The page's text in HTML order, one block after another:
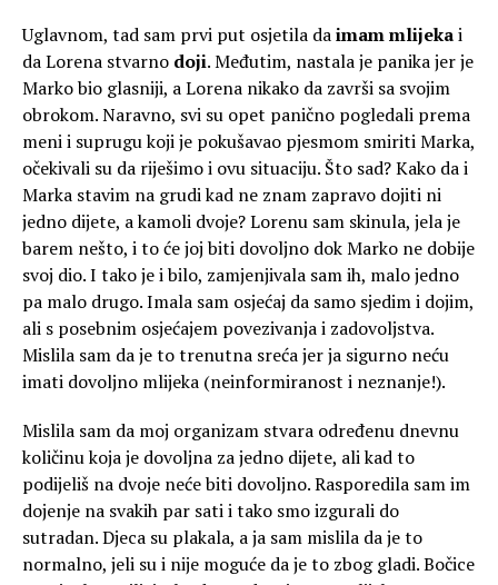
Uglavnom, tad sam prvi put osjetila daimam mlijekai
da Lorena stvarno doji. Međutim, nastala je panika jer je
Marko bio glasniji, a Lorena nikako da završi sa svojim
obrokom. Naravno, svi su opet panično pogledali prema
meni i suprugu koji je pokušavao pjesmom smiriti Marka,
očekivali su da riješimo i ovu situaciju. Što sad? Kako da i
Marka stavim na grudi kad ne znam zapravo dojiti ni
jedno dijete, a kamoli dvoje? Lorenu sam skinula, jela je
barem nešto, i to će joj biti dovoljno dok Marko ne dobije
svoj dio. I tako je i bilo, zamjenjivala sam ih, malo jedno
pa malo drugo. Imala sam osjećaj da samo sjedim i dojim,
ali s posebnim osjećajem povezivanja i zadovoljstva.
Mislila sam da je to trenutna sreća jer ja sigurno neću
imati dovoljno mlijeka (neinformiranost i neznanje!).
Mislila sam da moj organizam stvara određenu dnevnu
količinu koja je dovoljna za jedno dijete, ali kad to
podijeliš na dvoje neće biti dovoljno. Rasporedila sam im
dojenje na svakih par sati i tako smo izgurali do
sutradan. Djeca su plakala, a ja sam mislila da je to
normalno, jeli su i nije moguće da je to zbog gladi. Bočice